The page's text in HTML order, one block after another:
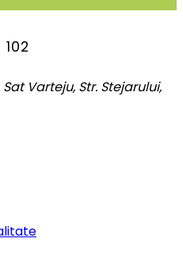
Varteju, Str. Stejarului,